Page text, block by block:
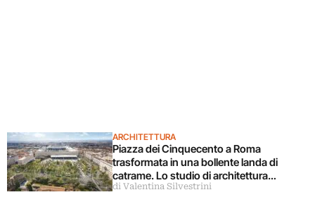
ARCHITETTURA
Piazza dei Cinquecento a Roma
trasformata in una bollente landa di
catrame. Lo studio di architettura
disconosce il progetto
di Valentina Silvestrini